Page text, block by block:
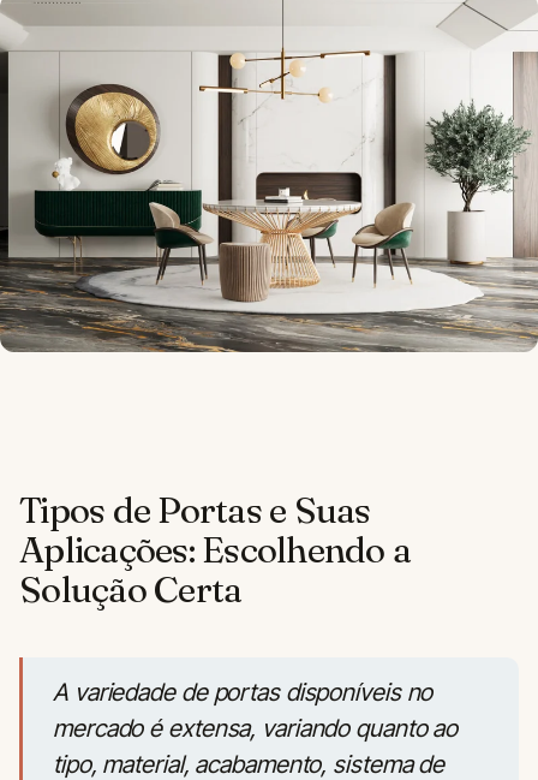
Tipos de Portas e Suas
Aplicações: Escolhendo a
Solução Certa
A variedade de portas disponíveis no
mercado é extensa, variando quanto ao
tipo, material, acabamento, sistema de